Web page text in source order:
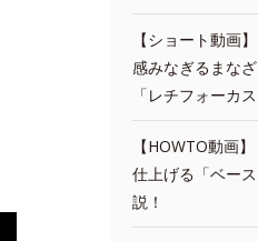
【ショート動画
感みなぎるまな
「レチフォーカ
【HOWTO動画
仕上げる「ベー
説！